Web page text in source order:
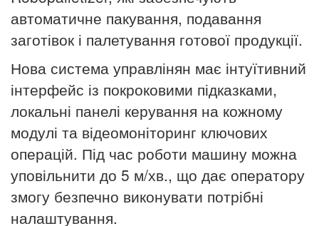
автоматичне пакування, подавання
заготівок і палетування готової продукції.
Нова система управлінян має інтуїтивний
інтерфейс із покроковими підказками,
локальні панелі керування на кожному
модулі та відеомоніторинг ключових
операцій. Під час роботи машину можна
уповільнити до 5 м/хв., що дає оператору
змогу безпечно виконувати потрібні
налаштування.